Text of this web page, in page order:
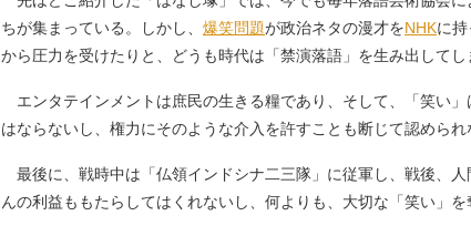
ちが集まっている。しかし、 爆笑問題が政治ネタの漫才をNHKに持
から圧力を受けたりと、どうも時代は「禁演落語」を生み出して
エンタテインメントは庶民の生きる糧であり、そして、「笑い
はならないし、権力にそのような介入を許すことも断じて認められ
最後に、戦時中は「仏領インドシナ二三隊」に従軍し、戦後、
んの利益ももたらしてはくれないし、何よりも、大切な「笑い」を